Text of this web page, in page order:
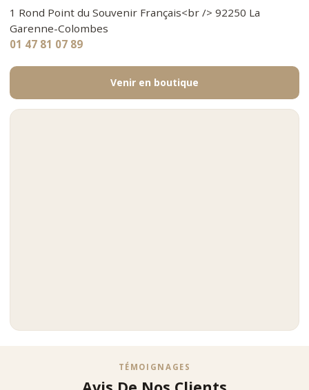
1 Rond Point du Souvenir Français<br /> 92250 La
Garenne-Colombes
01 47 81 07 89
Venir en boutique
TÉMOIGNAGES